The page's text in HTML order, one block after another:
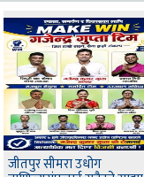
जीतपुर सीमरा उधोग